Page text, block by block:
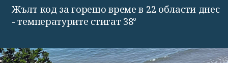
Жълт код за горещо време в 22 области днес
- температурите стигат 38°